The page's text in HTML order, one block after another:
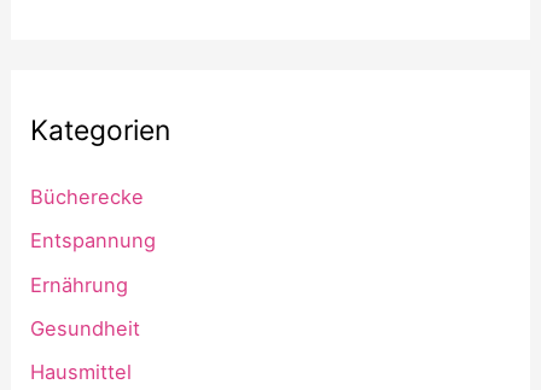
Kategorien
Bücherecke
Entspannung
Ernährung
Gesundheit
Hausmittel